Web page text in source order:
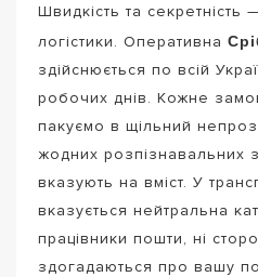
Швидкість та секретність
логістики. Оперативна
здійснюється по всій
робочих днів. Кожне
пакуємо в щільний
жодних розпізнавальних
вказують на вміст. У
вказується нейтральна
працівники пошти, ні
здогадаються про вашу